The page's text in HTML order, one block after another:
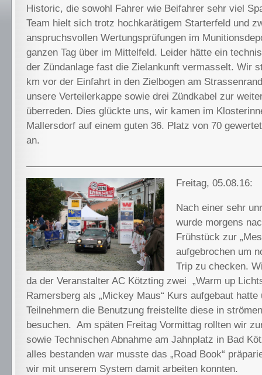
Historic, die sowohl Fahrer wie Beifahrer sehr viel
Team hielt sich trotz hochkarätigem Starterfeld und
anspruchsvollen Wertungsprüfungen im
ganzen Tag über im Mittelfeld. Leider hätte ein
der Zündanlage fast die Zielankunft vermasselt. Wir
km vor der Einfahrt in den Zielbogen am
unsere Verteilerkappe sowie drei Zündkabel zur
überreden. Dies glückte uns, wir kamen im
Mallersdorf auf einem guten 36. Platz von 70
an.
Freitag, 05.08.16:
Nach einer sehr
wurde morgens
Frühstück zur
aufgebrochen um
Trip zu checken.
da der Veranstalter AC Kötzting zwei „Warm up
Ramersberg als „Mickey Maus“ Kurs aufgebaut hatte
Teilnehmern die Benutzung freistellte diese in
besuchen. Am späten Freitag Vormittag rollten wir
sowie Technischen Abnahme am Jahnplatz in Bad
alles bestanden war musste das „Road Book“
wir mit unserem System damit arbeiten konnten.